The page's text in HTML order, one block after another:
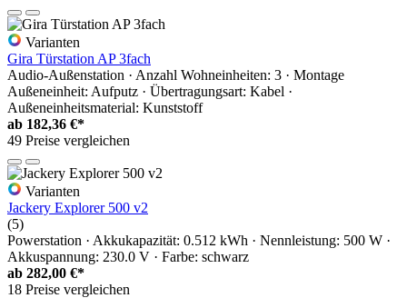
Varianten
Gira Türstation AP 3fach
Audio-Außenstation · Anzahl Wohneinheiten: 3 · Montage
Außeneinheit: Aufputz · Übertragungsart: Kabel ·
Außeneinheitsmaterial: Kunststoff
ab 182,36 €*
49 Preise vergleichen
Varianten
Jackery Explorer 500 v2
(5)
Powerstation · Akkukapazität: 0.512 kWh · Nennleistung: 500 W ·
Akkuspannung: 230.0 V · Farbe: schwarz
ab 282,00 €*
18 Preise vergleichen